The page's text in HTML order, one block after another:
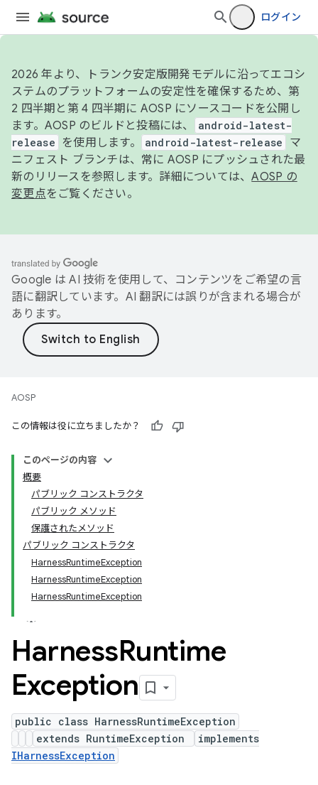
ログイン
2026 年より、トランク安定版開発モデルに沿ってエコシ
ステムのプラットフォームの安定性を確保するため、第
2 四半期と第 4 四半期に AOSP にソースコードを公開し
ます。AOSP のビルドと投稿には、
android-latest-
release
を使用します。 android-latest-release
マ
ニフェスト ブランチは、常に AOSP にプッシュされた最
新のリリースを参照します。詳細については、AOSP の
変更点をご覧ください。
Google は AI 技術を使用して、コンテンツをご希望の言
語に翻訳しています。AI 翻訳には誤りが含まれる場合が
あります。
AOSP
この情報は役に立ちましたか？
このページの内容
概要
パブリック コンストラクタ
パブリック メソッド
保護されたメソッド
パブリック コンストラクタ
HarnessRuntimeException
HarnessRuntimeException
HarnessRuntimeException
HarnessRuntime
Exception
public class HarnessRuntimeException
extends RuntimeException
implements
IHarnessException